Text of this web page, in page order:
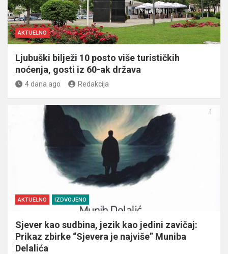
AKTUELNO
Ljubuški bilježi 10 posto više turističkih
noćenja, gosti iz 60-ak država
4 dana ago Redakcija
AKTUELNO IZDVOJENO
Sjever kao sudbina, jezik kao jedini zavičaj:
Prikaz zbirke “Sjevera je najviše” Muniba
Delalića